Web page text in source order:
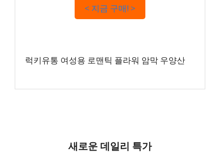
< 지금 구매! >
럭키유통 여성용 로맨틱 플라워 암막 우양산
새로운 데일리 특가